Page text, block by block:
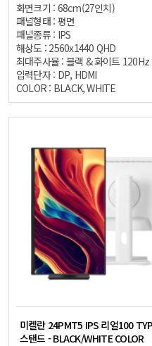
화면크기 : 68cm(27인치)
패널형태 : 평면
패널종류 : IPS
해상도 : 2560x1440 QHD
최대주사율 : 블랙 & 화이트 120Hz
입력단자 : DP, HDMI
COLOR : BLACK, WHITE
미켈란 24PMT5 IPS 리얼100
스탠드 - BLACK/WHITE COLOR